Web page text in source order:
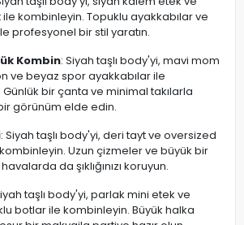
kombinleyin. Topuklu ayakkabılar ve
profesyonel bir stil yaratın.
Kombin: Siyah taşlı body'yi, mavi mom
ve beyaz spor ayakkabılar ile
bir çanta ve minimal takılarla
görünüm elde edin.
: Siyah taşlı body'yi, deri tayt ve oversized
Uzun çizmeler ve büyük bir
da şıklığınızı koruyun.
taşlı body'yi, parlak mini etek ve
botlar ile kombinleyin. Büyük halka